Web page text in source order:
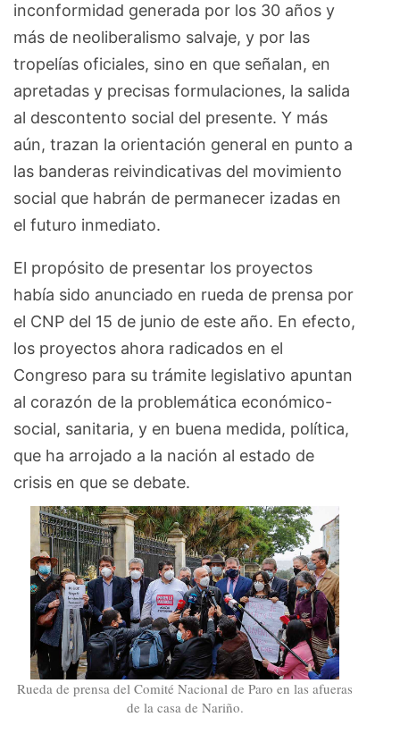
inconformidad generada por los 30 años y
más de neoliberalismo salvaje, y por las
tropelías oficiales, sino en que señalan, en
apretadas y precisas formulaciones, la salida
al descontento social del presente. Y más
aún, trazan la orientación general en punto a
las banderas reivindicativas del movimiento
social que habrán de permanecer izadas en
el futuro inmediato.
El propósito de presentar los proyectos
había sido anunciado en rueda de prensa por
el CNP del 15 de junio de este año. En efecto,
los proyectos ahora radicados en el
Congreso para su trámite legislativo apuntan
al corazón de la problemática económico-
social, sanitaria, y en buena medida, política,
que ha arrojado a la nación al estado de
crisis en que se debate.
Rueda de prensa del Comité Nacional de Paro en las afueras
de la casa de Nariño.